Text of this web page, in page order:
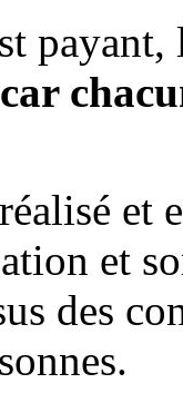
payant,
et
et
des